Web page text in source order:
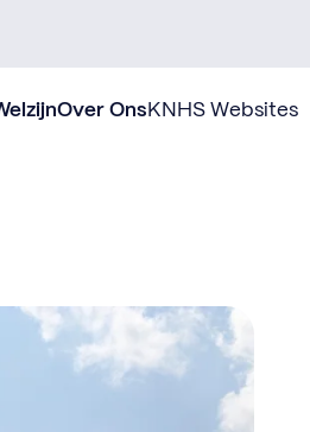
Over OnsKNHS Websites